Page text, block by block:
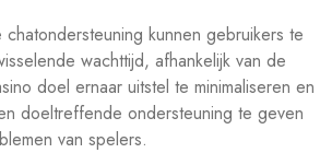
kunnen gebruikers te
wachttijd, afhankelijk van de
doel ernaar uitstel te minimaliseren en
doeltreffende ondersteuning te geven
van spelers.